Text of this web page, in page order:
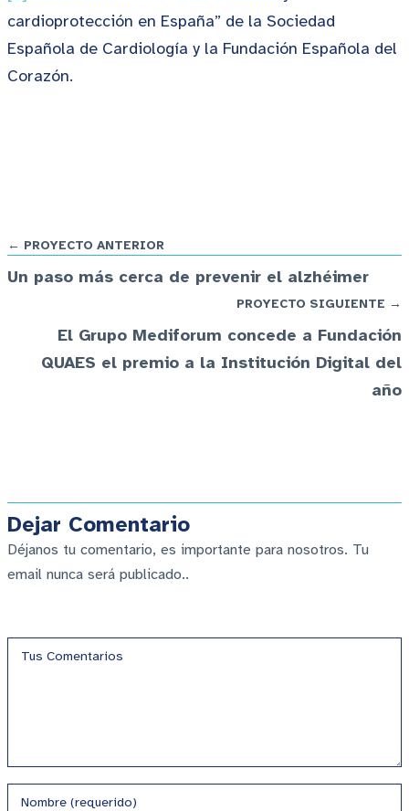
cardioprotección en España” de la Sociedad
Española de Cardiología y la Fundación Española del
Corazón.
← PROYECTO ANTERIOR
Un paso más cerca de prevenir el alzhéimer
PROYECTO SIGUIENTE →
El Grupo Mediforum concede a Fundación
QUAES el premio a la Institución Digital del
año
Dejar Comentario
Déjanos tu comentario, es importante para nosotros. Tu
email nunca será publicado..